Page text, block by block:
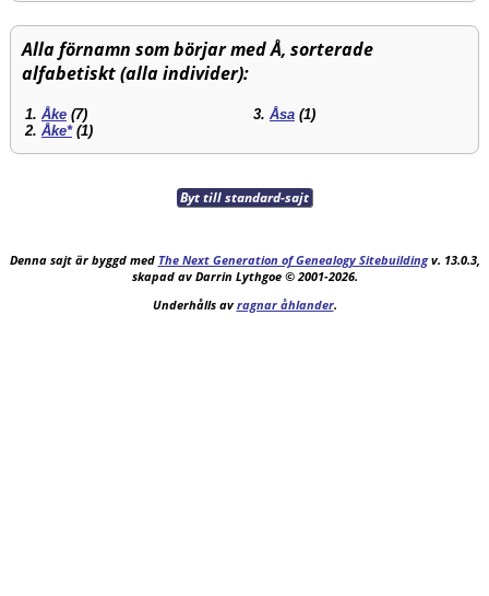
Alla förnamn som börjar med Å, sorterade
alfabetiskt (alla individer):
1. Åke (7)
2. Åke*(1)
3. Åsa (1)
Byt till standard-sajt
Denna sajt är byggd med The Next Generation of Genealogy Sitebuildingv. 13.0.3,
skapad av Darrin Lythgoe © 2001-2026.
Underhålls av ragnar åhlander.